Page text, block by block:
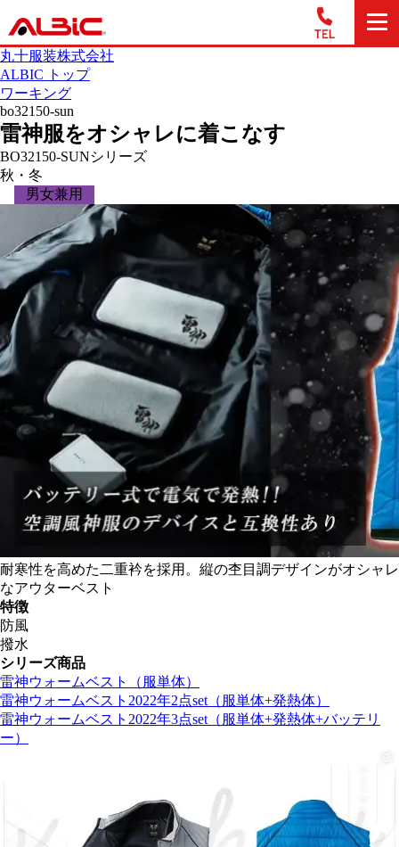
丸十服装株式会社
ALBIC トップ
ワーキング
bo32150-sun
雷神服をオシャレに着こなす
BO32150-SUNシリーズ
秋・冬
男女兼用
耐寒性を高めた二重衿を採用。縦の杢目調デザインがオシャレ
なアウターベスト
特徴
防風
撥水
シリーズ商品
雷神ウォームベスト（服単体）
雷神ウォームベスト2022年2点set（服単体+発熱体）
雷神ウォームベスト2022年3点set（服単体+発熱体+バッテリ
ー）